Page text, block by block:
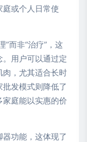
或个人日常使
”而非“治疗”，这
用户可以通过定
，尤其适合长时
发模式则降低了
庭能以实惠的价
功能，这体现了